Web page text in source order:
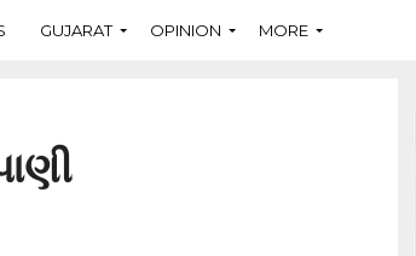
GUJARAT OPINION MORE